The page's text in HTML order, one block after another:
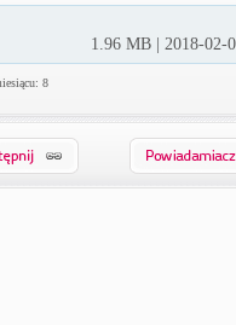
1.96 MB | 2018-02-
8